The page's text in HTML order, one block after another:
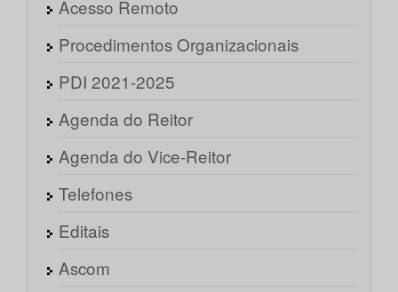
Acesso Remoto
Procedimentos Organizacionais
PDI 2021-2025
Agenda do Reitor
Agenda do Vice-Reitor
Telefones
Editais
Ascom